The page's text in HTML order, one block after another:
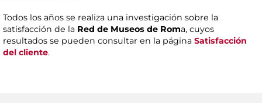
Todos los años se realiza una investigación sobre la
satisfacción de la Red de Museos de Roma, cuyos
resultados se pueden consultar en la página Satisfacción
del cliente.